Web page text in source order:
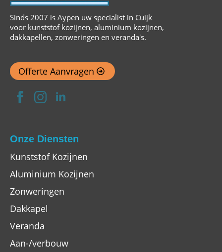
Sinds 2007 is Aypen uw specialist in Cuijk
voor kunststof kozijnen, aluminium kozijnen,
dakkapellen, zonweringen en veranda's.
Offerte Aanvragen
Onze Diensten
Kunststof Kozijnen
Aluminium Kozijnen
Zonweringen
Dakkapel
Veranda
Aan-/verbouw